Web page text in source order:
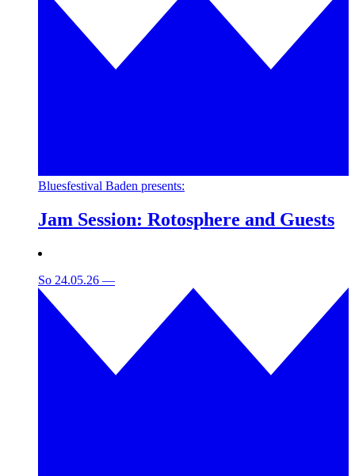
Bluesfestival Baden presents:
Jam Session: Rotosphere and Guests
So 24.05.26 —